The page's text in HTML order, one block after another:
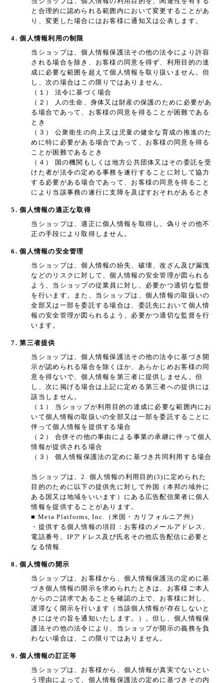
と合理的に認められる範囲内において変更することがあ
り、変更した場合にはお客様に通知又は公表します。
4. 個人情報利用の制限
当ショップは、個人情報保護法その他の法令により許容
される場合を除き、お客様の同意を得ず、利用目的の達
成に必要な範囲を超えて個人情報を取り扱いません。但
し、次の場合はこの限りではありません。
（１） 法令に基づく場合
（２） 人の生命、身体又は財産の保護のために必要があ
る場合であって、お客様の同意を得ることが困難である
とき
（３） 公衆衛生の向上又は児童の健全な育成の推進のた
めに特に必要がある場合であって、お客様の同意を得る
ことが困難であるとき
（４） 国の機関もしくは地方公共団体又はその委託を受
けた者が法令の定める事務を遂行することに対して協力
する必要がある場合であって、お客様の同意を得ること
により当該事務の遂行に支障を及ぼすおそれがあるとき
5. 個人情報の適正な取得
当ショップは、適正に個人情報を取得し、偽りその他不
正の手段により取得しません。
6. 個人情報の安全管理
当ショップは、個人情報の紛失、破壊、改ざん及び漏洩
などのリスクに対して、個人情報の安全管理が図られる
よう、当ショップの従業員に対し、必要かつ適切な監督
を行います。また、当ショップは、個人情報の取扱いの
全部又は一部を委託する場合は、委託先において個人情
報の安全管理が図られるよう、必要かつ適切な監督を行
います。
7. 第三者提供
当ショップは、個人情報保護法その他の法令に基づき開
示が認められる場合を除くほか、あらかじめお客様の同
意を得ないで、個人情報を第三者に提供しません。但
し、次に掲げる場合は上記に定める第三者への提供には
該当しません。
（１） 当ショップが利用目的の達成に必要な範囲内にお
いて個人情報の取扱いの全部又は一部を委託することに
伴って個人情報を提供する場合
（２） 合併その他の事由による事業の承継に伴って個人
情報が提供される場合
（３） 個人情報保護法の定めに基づき共同利用する場合
当ショップは、2. 個人情報の利用目的(3)に定められた
目的のために以下の提供先に対して外国（本邦の域外に
ある国又は地域をいいます）にある広告配信業者に個人
情報を提供することがあります。
■ Meta Platforms, Inc.（米国・カリフォルニア州）
・提供する個人情報の項目：お客様のメールアドレス、
電話番号、IPアドレス及び氏名その他広告配信に必要と
なる情報
8. 個人情報の開示
当ショップは、お客様から、個人情報保護法の定めに基
づき個人情報の開示を求められたときは、お客様ご本人
からのご請求であることを確認の上で、お客様に対し、
遅滞なく開示を行います（当該個人情報が存在しないと
きにはその旨を通知いたします。）。但し、個人情報保
護法その他の法令により、当ショップが開示の義務を負
わない場合は、この限りではありません。
9. 個人情報の訂正等
当ショップは、お客様から、個人情報が真実でないとい
う理由によって、個人情報保護法の定めに基づきその内